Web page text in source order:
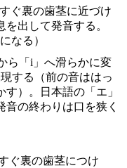
ぐ裏の歯茎に近づけ
出して発音する。
なる）
ら「i」へ滑らかに変
する（前の音ははっ
）。日本語の「エ」
音の終わりは口を狭く
ぐ裏の歯茎につけ